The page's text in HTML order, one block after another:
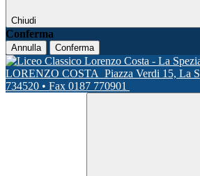
Chiudi
Conferma
Annulla Conferma
LORENZO COSTA Piazza Verdi 15, La
734520 • Fax 0187 770901